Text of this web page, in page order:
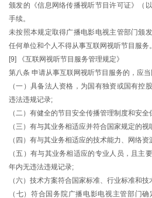
颁发的《信息网络传播视听节目许可证》（
手续。
未按照本规定取得广播电影电视主管部门颁
任何单位和个人不得从事互联网视听节目服务。
[9] 《互联网视听节目服务管理规定》
第八条 申请从事互联网视听节目服务的，应当
（一）具备法人资格，为国有独资或国有控
违法违规记录;
（二）有健全的节目安全传播管理制度和安
（三）有与其业务相适应并符合国家规定的视
（四）有与其业务相适应的技术能力、网络资
（五）有与其业务相适应的专业人员，且主
年内无违法违规记录;
（六）技术方案符合国家标准、行业标准和技
（七）符合国务院广播电影电视主管部门